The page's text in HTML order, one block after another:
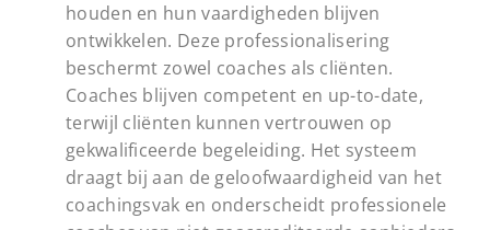
houden en hun vaardigheden blijven
ontwikkelen. Deze professionalisering
beschermt zowel coaches als cliënten.
Coaches blijven competent en up-to-date,
terwijl cliënten kunnen vertrouwen op
gekwalificeerde begeleiding. Het systeem
draagt bij aan de geloofwaardigheid van het
coachingsvak en onderscheidt professionele